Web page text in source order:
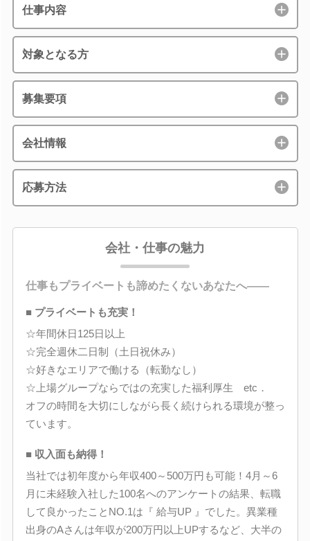
仕事内容
対象となる方
募集要項
会社情報
応募方法
会社・仕事の魅力
仕事もプライベートも諦めたくないあなたへ――
■ プライベートも充実！
☆年間休日125日以上
☆完全週休二日制（土日祝休み）
☆好きなエリアで働ける（転勤なし）
☆上場グループならではの充実した福利厚生 etc．
オフの時間を大切にしながら長く続けられる環境が整っ
ています。
■ 収入面も納得！
当社では初年度から年収400～500万円も可能！4月～6
月に未経験入社した100名へのアンケートの結果、転職
して良かったことNO.1は『 給与UP 』でした。異業種
出身のAさんは年収が200万円以上UPするなど、大半の